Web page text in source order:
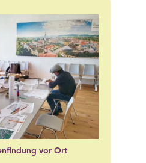
vor Ort